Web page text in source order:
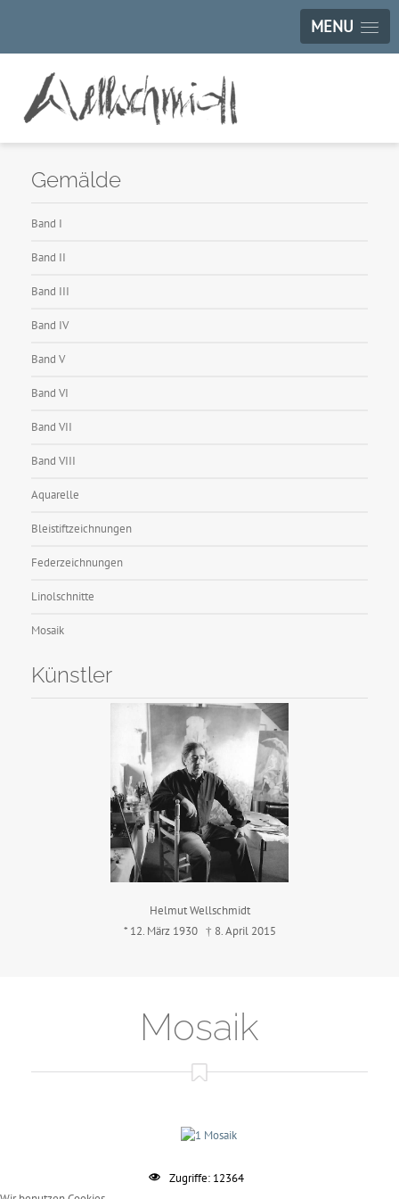
MENU
Gemälde
Band I
Band II
Band III
Band IV
Band V
Band VI
Band VII
Band VIII
Aquarelle
Bleistiftzeichnungen
Federzeichnungen
Linolschnitte
Mosaik
Künstler
Helmut Wellschmidt
* 12. März 1930 † 8. April 2015
Mosaik
Zugriffe: 12364